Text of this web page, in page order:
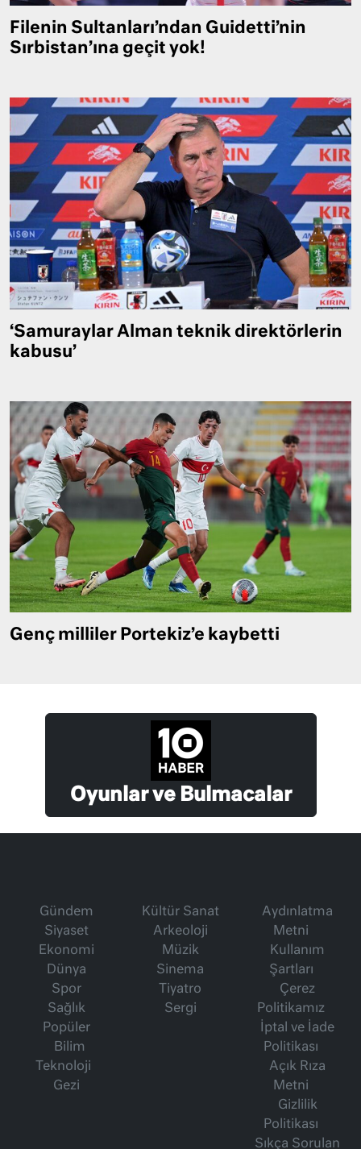
Filenin Sultanları’ndan Guidetti’nin
Sırbistan’ına geçit yok!
‘Samuraylar Alman teknik direktörlerin
kabusu’
Genç milliler Portekiz’e kaybetti
Oyunlar ve Bulmacalar
Gündem
Siyaset
Ekonomi
Dünya
Spor
Sağlık
Popüler
Bilim
Teknoloji
Gezi
Kültür Sanat
Arkeoloji
Müzik
Sinema
Tiyatro
Sergi
Aydınlatma
Metni
Kullanım
Şartları
Çerez
Politikamız
İptal ve İade
Politikası
Açık Rıza
Metni
Gizlilik
Politikası
Sıkça Sorulan